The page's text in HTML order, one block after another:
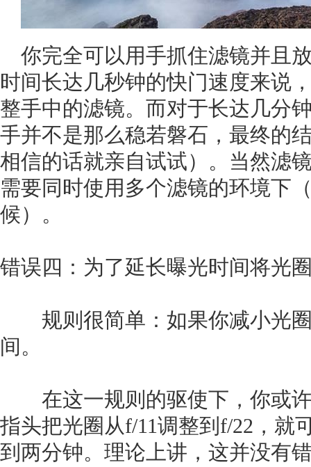
你完全可以用手抓住滤镜并且
时间长达几秒钟的快门速度来说
整手中的滤镜。而对于长达几分
手并不是那么稳若磐石，最终的
相信的话就亲自试试）。当然滤
需要同时使用多个滤镜的环境下
候）。
错误四：为了延长曝光时间将光
规则很简单：如果你减小光圈
间。
在这一规则的驱使下，你或许
指头把光圈从f/11调整到f/22，就
到两分钟。理论上讲，这并没有